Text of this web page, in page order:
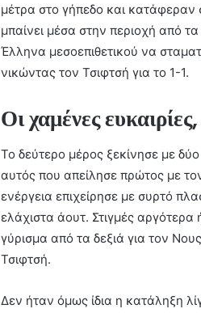
μέτρα στο γήπεδο και κατάφεραν
μπαίνει μέσα στην περιοχή από
Έλληνα μεσοεπιθετικού να
νικώντας τον Τσιφτσή για το 1-1.
Οι χαμένες
Το δεύτερο μέρος ξεκίνησε με
αυτός που απείλησε πρώτος με
ενέργεια επιχείρησε με συρτό
ελάχιστα άουτ. Στιγμές
γύρισμα από τα δεξιά για τον
Τσιφτσή.
Δεν ήταν όμως ίδια η κατάληξη